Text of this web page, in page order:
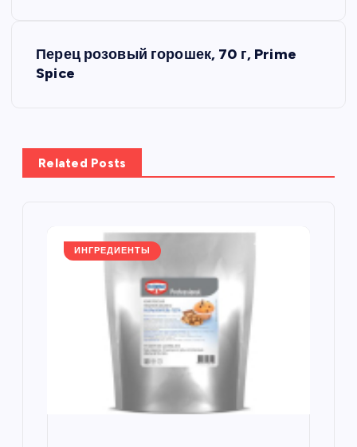
Перец розовый горошек, 70 г, Prime
Spice
Related Posts
ИНГРЕДИЕНТЫ